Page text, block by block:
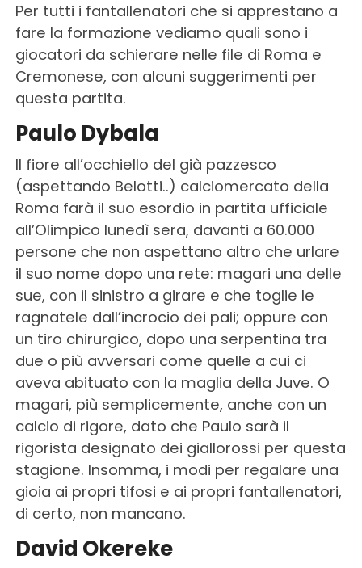
Per tutti i fantallenatori che si apprestano a
fare la formazione vediamo quali sono i
giocatori da schierare nelle file di Roma e
Cremonese, con alcuni suggerimenti per
questa partita.
Paulo Dybala
Il fiore all’occhiello del già pazzesco
(aspettando Belotti..) calciomercato della
Roma farà il suo esordio in partita ufficiale
all’Olimpico lunedì sera, davanti a 60.000
persone che non aspettano altro che urlare
il suo nome dopo una rete: magari una delle
sue, con il sinistro a girare e che toglie le
ragnatele dall’incrocio dei pali; oppure con
un tiro chirurgico, dopo una serpentina tra
due o più avversari come quelle a cui ci
aveva abituato con la maglia della Juve. O
magari, più semplicemente, anche con un
calcio di rigore, dato che Paulo sarà il
rigorista designato dei giallorossi per questa
stagione. Insomma, i modi per regalare una
gioia ai propri tifosi e ai propri fantallenatori,
di certo, non mancano.
David Okereke